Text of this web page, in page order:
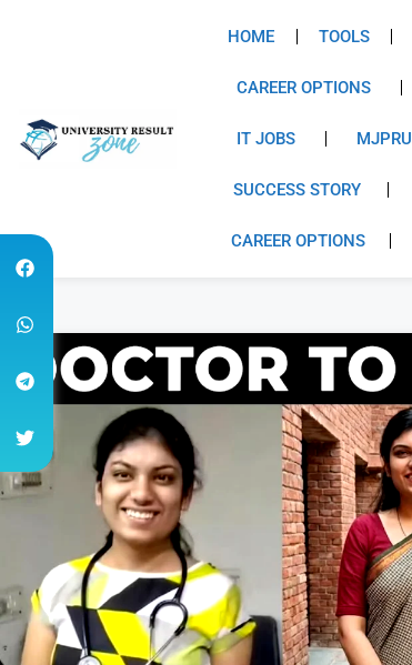
HOME TOOLS
CAREER OPTIONS
IT JOBS MJPRU
SUCCESS STORY
CAREER OPTIONS